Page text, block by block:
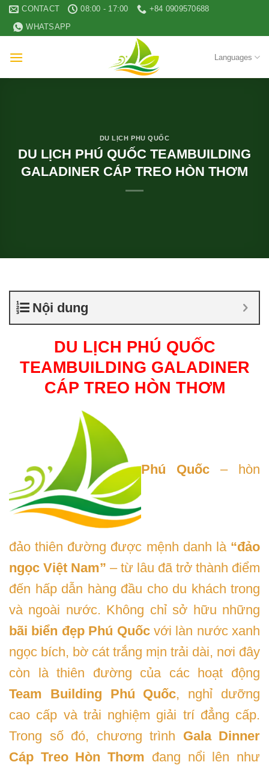
Skip
content
CONTACT 08:00 - 17:00
+84 0909570688
WHATSAPP
Languages
DU LỊCH PHU QUỐC
DU LỊCH PHÚ QUỐC TEAMBUILDING
GALADINER CÁP TREO HÒN THƠM
Nội dung
DU LỊCH PHÚ QUỐC
TEAMBUILDING GALADINER
CÁP TREO HÒN THƠM
Phú Quốc – hòn
đảo thiên đường được mệnh danh là “đảo
ngọc Việt Nam” – từ lâu đã trở thành điểm
đến hấp dẫn hàng đầu cho du khách trong
và ngoài nước. Không chỉ sở hữu những
bãi biển đẹp Phú Quốcvới làn nước xanh
ngọc bích, bờ cát trắng mịn trải dài, nơi đây
còn là thiên đường của các hoạt động
Team Building Phú Quốc, nghỉ dưỡng
cao cấp và trải nghiệm giải trí đẳng cấp.
Trong số đó, chương trình Gala Dinner
Cáp Treo Hòn Thơm đang nổi lên như